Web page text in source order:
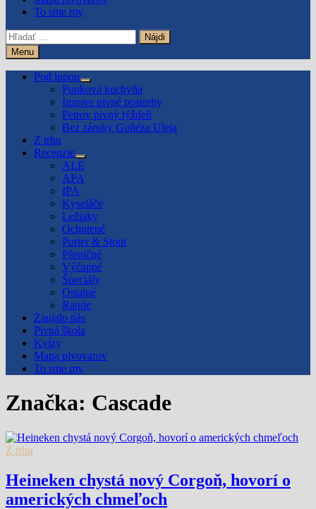
To sme my
Hľadať:
Menu
Pod lupou
Show
sub
menu
Punková kuchyňa
Imrove pivné postrehy
Petrov pivný týždeň
Bez záruky Guñéza Uleja
Z trhu
Recenzie
Show
sub
menu
ALE
APA
IPA
Kyseláče
Ležiaky
Ochutené
Porter & Stout
Pšeničné
Výčapné
Špeciály
Ostatné
Rande
Zaujalo nás
Pivná škola
Kvízy
Mapa pivovarov
To sme my
Značka: Cascade
Z trhu
Heineken chystá nový Corgoň, hovorí o
amerických chmeľoch